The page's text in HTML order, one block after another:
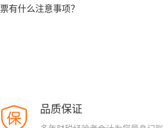
票有什么注意事项？
品质保证